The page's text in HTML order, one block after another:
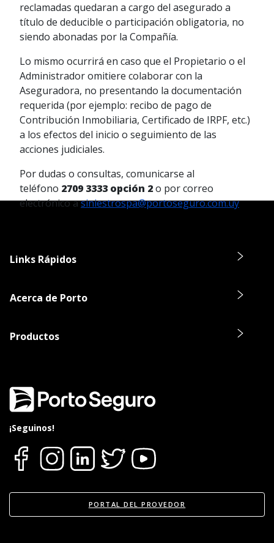
reclamadas quedaran a cargo del asegurado a
título de deducible o participación obligatoria, no
siendo abonadas por la Compañía.
Lo mismo ocurrirá en caso que el Propietario o el
Administrador omitiere colaborar con la
Aseguradora, no presentando la documentación
requerida (por ejemplo: recibo de pago de
Contribución Inmobiliaria, Certificado de IRPF, etc.)
a los efectos del inicio o seguimiento de las
acciones judiciales.
Por dudas o consultas, comunicarse al
teléfono 2709 3333 opción 2o por correo
electrónico asiniestrospa@portoseguro.com.uy
Links Rápidos
Acerca de Porto
Productos
¡Seguinos!
PORTAL DEL PROVEDOR